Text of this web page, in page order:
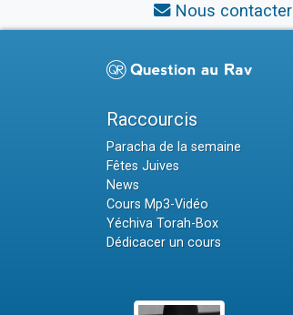
Nous contacter
Raccourcis
Paracha de la semaine
Fêtes Juives
News
Cours Mp3-Vidéo
Yéchiva Torah-Box
Dédicacer un cours